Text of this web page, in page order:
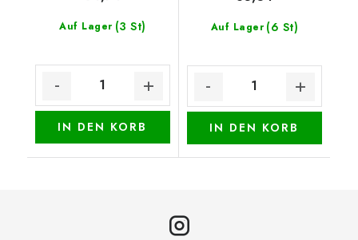
Auf Lager (3 St)
IN DEN KORB
Auf Lager (6 St)
IN DEN KORB